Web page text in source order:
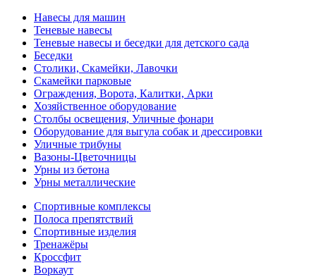
Навесы для машин
Теневые навесы
Теневые навесы и беседки для детского сада
Беседки
Столики, Скамейки, Лавочки
Скамейки парковые
Ограждения, Ворота, Калитки, Арки
Хозяйственное оборудование
Столбы освещения, Уличные фонари
Оборудование для выгула собак и дрессировки
Уличные трибуны
Вазоны-Цветочницы
Урны из бетона
Урны металлические
Спортивные комплексы
Полоса препятствий
Спортивные изделия
Тренажёры
Кроссфит
Воркаут